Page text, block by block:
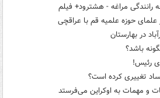
رانندگی مراغه - هشترود+ فیلم
حوزه علمیه قم با عراقچی
در بهارستان
باشد؟
رئیس!
تغییری کرده است؟
و مهمات به اوکراین می‌فرستد